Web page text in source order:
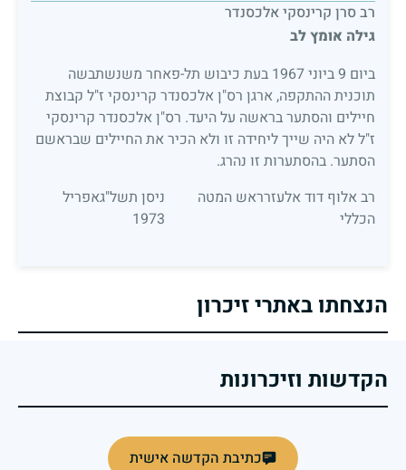
רב סרן קרינסקי אלכסנדר
גילה אומץ לב
ביום 9 ביוני 1967 בעת כיבוש תל-פאחר משנשתבשה
תוכנית ההתקפה, ארגן רס"ן אלכסנדר קרינסקי ז"ל קבוצת
חיילים והסתער בראשה על היעד. רס"ן אלכסנדר קרינסקי
ז"ל לא היה שייך ליחידה זו ולא הכיר את החיילים שבראשם
הסתער. בהסתערות זו נהרג.
רב אלוף דוד אלעזרראש המטה
הכללי
ניסן תשל"גאפריל
1973
הנצחתו באתרי זיכרון
הקדשות וזיכרונות
כתיבת הקדשה אישית